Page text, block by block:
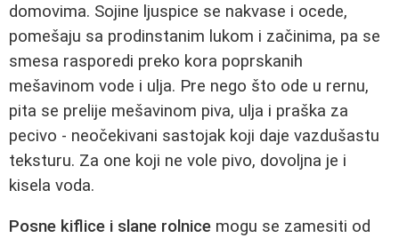
domovima. Sojine ljuspice se nakvase i ocede,
pomešaju sa prodinstanim lukom i začinima, pa se
smesa rasporedi preko kora poprskanih
mešavinom vode i ulja. Pre nego što ode u rernu,
pita se prelije mešavinom piva, ulja i praška za
pecivo - neočekivani sastojak koji daje vazdušastu
teksturu. Za one koji ne vole pivo, dovoljna je i
kisela voda.
Posne kiflice i slane rolnice mogu se zamesiti od